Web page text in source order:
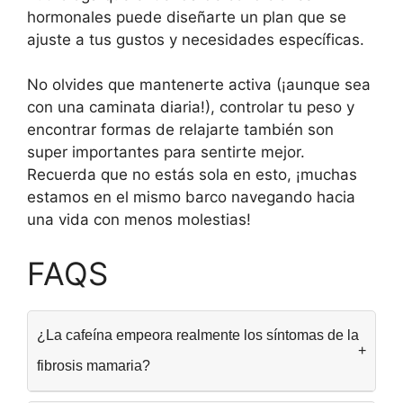
hormonales puede diseñarte un plan que se
ajuste a tus gustos y necesidades específicas.
No olvides que mantenerte activa (¡aunque sea
con una caminata diaria!), controlar tu peso y
encontrar formas de relajarte también son
super importantes para sentirte mejor.
Recuerda que no estás sola en esto, ¡muchas
estamos en el mismo barco navegando hacia
una vida con menos molestias!
FAQS
¿La cafeína empeora realmente los síntomas de la
fibrosis mamaria?